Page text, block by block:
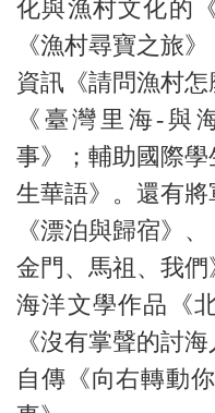
化與漁村文化的
《漁村尋寶之旅
資訊《請問漁村
《臺灣里海-與
事》；輔助國際
生華語》。還有
《漂泊與歸宿》
金門、馬祖、我
海洋文學作品《
《沒有掌聲的討
自傳《向右轉動